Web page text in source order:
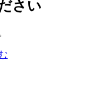
さい